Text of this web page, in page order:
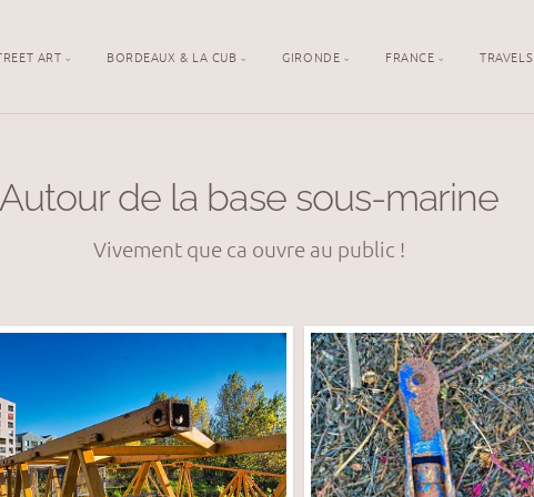
ART BORDEAUX & LA CUB GIRONDE FRANCE TRAVELS
Autour de la base sous-marine
Vivement que ca ouvre au public !